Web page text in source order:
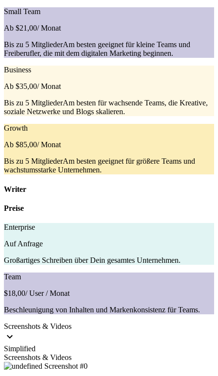
Small Team
Ab $21,00/ Monat
Bis zu 5 MitgliederAm besten geeignet für kleine Teams und
Freiberufler, die mit dem digitalen Marketing beginnen.
Business
Ab $35,00/ Monat
Bis zu 5 MitgliederAm besten für wachsende Teams, die Kreative,
soziale Netzwerke und Blogs skalieren.
Growth
Ab $85,00/ Monat
Bis zu 5 MitgliederAm besten geeignet für größere Teams und
wachstumsstarke Unternehmen.
Writer
Preise
Enterprise
Auf Anfrage
Großartiges Schreiben über Dein gesamtes Unternehmen.
Team
$18,00/ User / Monat
Beschleunigung von Inhalten und Markenkonsistenz für Teams.
Screenshots & Videos
Simplified
Screenshots & Videos